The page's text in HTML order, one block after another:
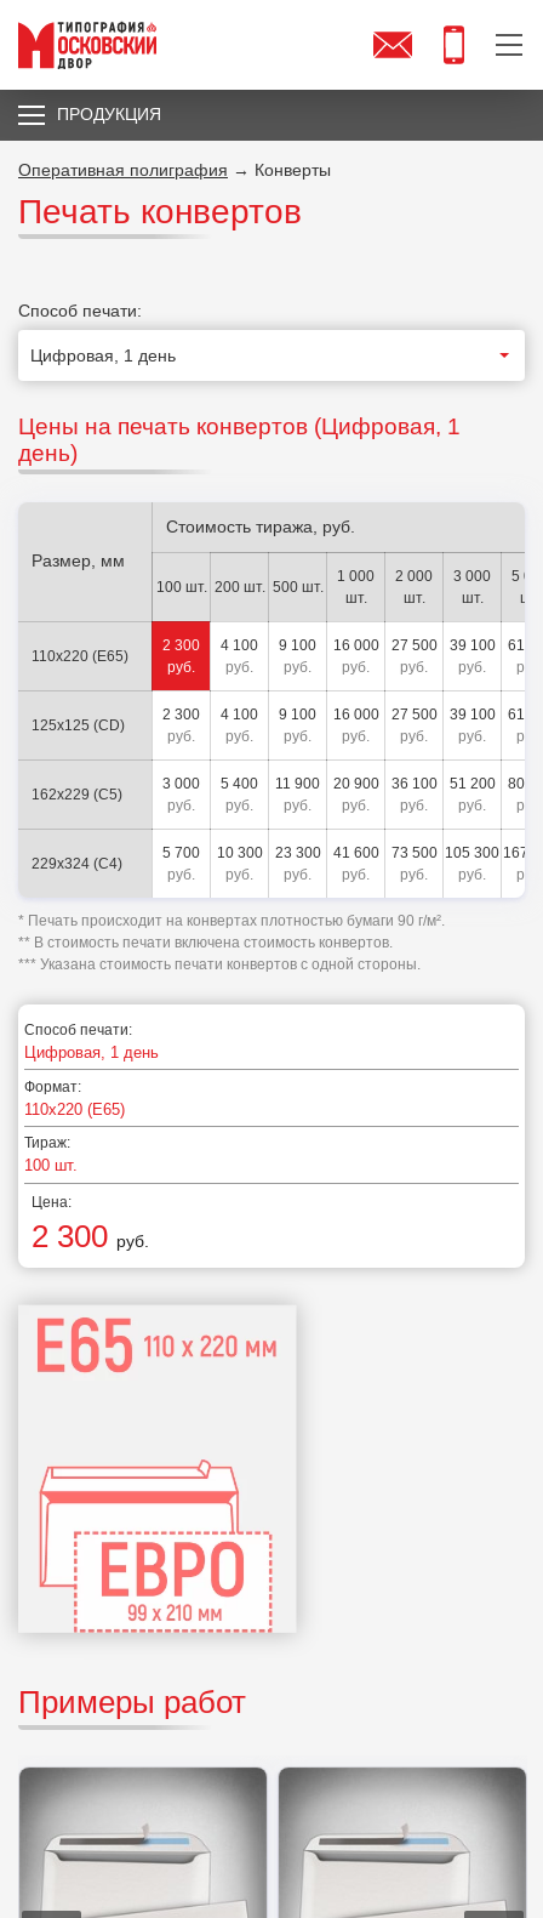
ПРОДУКЦИЯ
Оперативная полиграфия → Конверты
Печать конвертов
Способ печати:
Цены на печать конвертов (Цифровая, 1
день)
Размер, мм
Стоимость тиража, руб.
100 шт. 200 шт. 500 шт.
1 000
шт.
2 000
шт.
3 000
шт.
5
шт.
110х220 (E65)
2 300
руб.
4 100
руб.
9 100
руб.
16 000
руб.
27 500
руб.
39 100
руб.
61
руб.
125х125 (CD)
2 300
руб.
4 100
руб.
9 100
руб.
16 000
руб.
27 500
руб.
39 100
руб.
61
руб.
162х229 (C5)
3 000
руб.
5 400
руб.
11 900
руб.
20 900
руб.
36 100
руб.
51 200
руб.
80
руб.
229х324 (C4)
5 700
руб.
10 300
руб.
23 300
руб.
41 600
руб.
73 500
руб.
105 300
руб.
167
руб.
* Печать происходит на конвертах плотностью бумаги 90 г/м².
** В стоимость печати включена стоимость конвертов.
*** Указана стоимость печати конвертов с одной стороны.
Способ печати:
Цифровая, 1 день
Формат:
110х220 (E65)
Тираж:
100 шт.
Цена:
2 300 руб.
Примеры работ